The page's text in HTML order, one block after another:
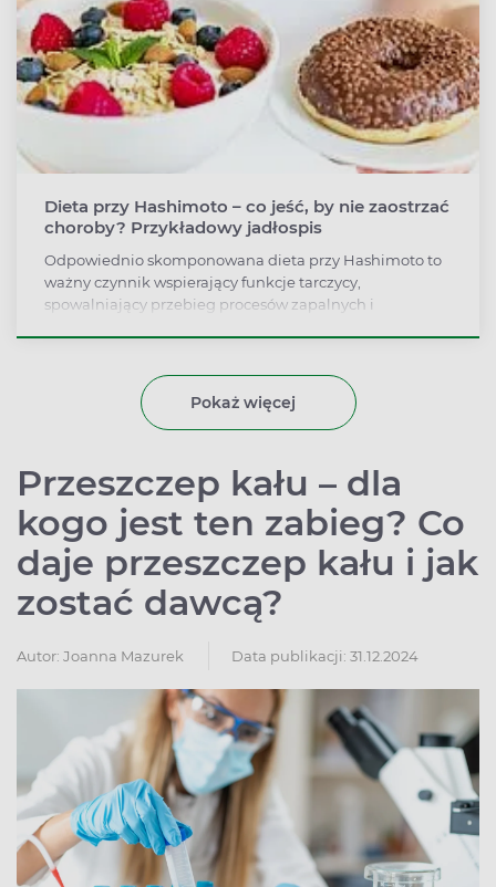
Dieta przy Hashimoto – co jeść, by nie zaostrzać
choroby? Przykładowy jadłospis
Odpowiednio skomponowana dieta przy Hashimoto to
ważny czynnik wspierający funkcje tarczycy,
spowalniający przebieg procesów zapalnych i
lewotyroksyną. Dowiedz się, jakie produkty należy
wybierać, a jakich unikać w chorobie Hashimoto.
Pokaż więcej
Przeszczep kału – dla
kogo jest ten zabieg? Co
daje przeszczep kału i jak
zostać dawcą?
Autor: Joanna Mazurek Data publikacji: 31.12.2024